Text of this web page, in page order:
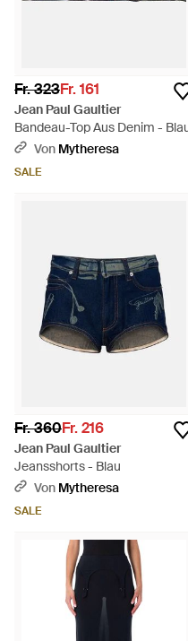
Fr. 323Fr. 161
Jean Paul Gaultier
Bandeau-Top Aus Denim -
Von Mytheresa
SALE
Fr. 360Fr. 216
Jean Paul Gaultier
Jeansshorts - Blau
Von Mytheresa
SALE